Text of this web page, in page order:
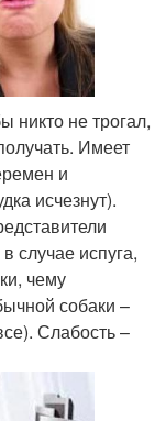
никто не трогал,
Имеет
и
исчезнут).
случае испуга,
чему
собаки –
Слабость –